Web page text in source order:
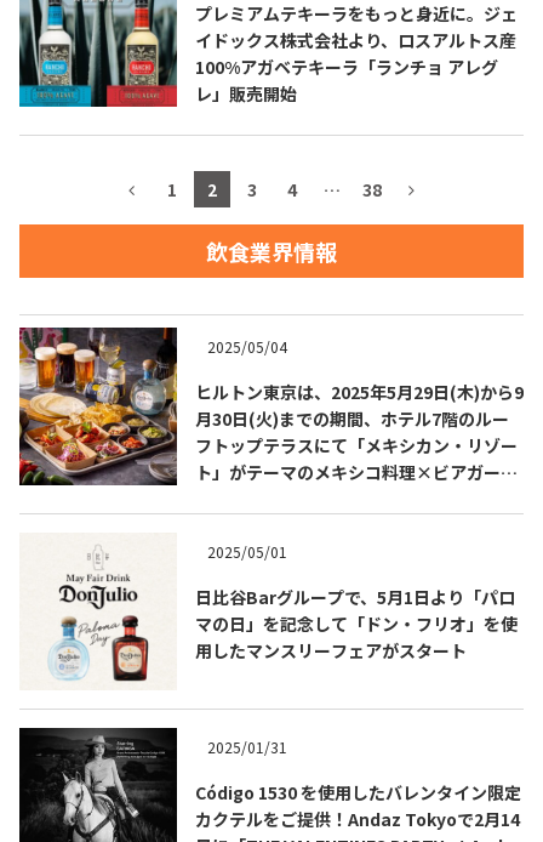
COPYRIGHT © JUAST All rights reserved.
プレミアムテキーラをもっと身近に。ジェ
イドックス株式会社より、ロスアルトス産
100%アガベテキーラ「ランチョ アレグ
レ」販売開始
1 2 3 4 … 38
飲食業界情報
2025/05/04
ヒルトン東京は、2025年5月29日(木)から9
月30日(火)までの期間、ホテル7階のルー
フトップテラスにて「メキシカン・リゾー
ト」がテーマのメキシコ料理×ビアガーデ
2025/05/01
日比谷Barグループで、5月1日より「パロ
マの日」を記念して「ドン・フリオ」を使
用したマンスリーフェアがスタート
2025/01/31
Código 1530 を使用したバレンタイン限定
カクテルをご提供！Andaz Tokyoで2月14